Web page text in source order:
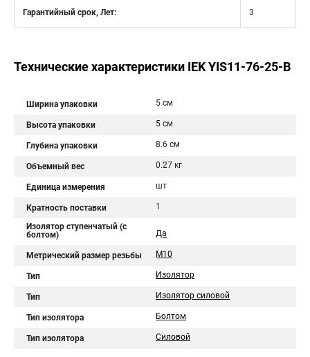
Гарантийный срок, Лет: 3
Технические характеристики IEK YIS11-76-25-B
Ширина упаковки 5 см
Высота упаковки 5 см
Глубина упаковки 8.6 см
Объемный вес 0.27 кг
Единица измерения шт
Кратность поставки 1
Изолятор ступенчатый (с
болтом)
Да
Метрический размер резьбы М10
Тип Изолятор
Тип Изолятор силовой
Тип изолятора Болтом
Тип изолятора Силовой